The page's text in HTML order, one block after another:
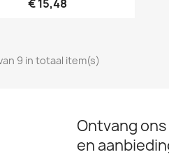
€ 15,48
9 in totaal item(s)
Ontvang
en